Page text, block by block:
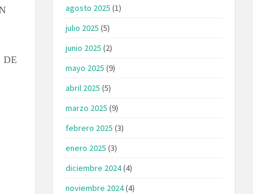
DE
agosto 2025 (1)
julio 2025 (5)
junio 2025 (2)
mayo 2025 (9)
abril 2025 (5)
marzo 2025 (9)
febrero 2025 (3)
enero 2025 (3)
diciembre 2024(4)
noviembre 2024(4)